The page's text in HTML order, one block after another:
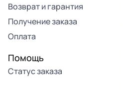
Возврат и гарантия
Получение заказа
Оплата
Помощь
Статус заказа